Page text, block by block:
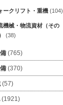
ークリフト・重機(104)
機械・物流資材（その
(38)
(765)
(370)
(57)
(1921)